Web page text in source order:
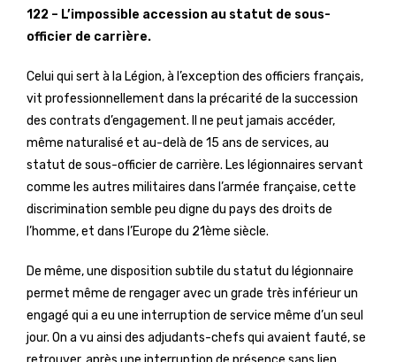
122 – L’impossible accession au statut de sous-
officier de carrière.
Celui qui sert à la Légion, à l’exception des officiers français,
vit professionnellement dans la précarité de la succession
des contrats d’engagement. Il ne peut jamais accéder,
même naturalisé et au-delà de 15 ans de services, au
statut de sous-officier de carrière. Les légionnaires servant
comme les autres militaires dans l’armée française, cette
discrimination semble peu digne du pays des droits de
l’homme, et dans l’Europe du 21ème siècle.
De même, une disposition subtile du statut du légionnaire
permet même de rengager avec un grade très inférieur un
engagé qui a eu une interruption de service même d’un seul
jour. On a vu ainsi des adjudants-chefs qui avaient fauté, se